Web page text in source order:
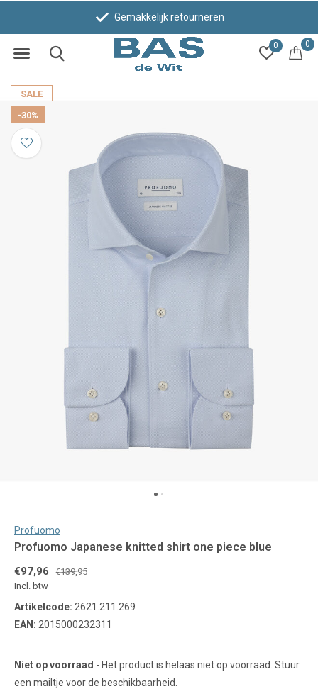
0 0
Gemakkelijk retourneren
SALE
-30%
Profuomo
Profuomo Japanese knitted shirt one piece blue
€97,96
€139,95
Incl. btw
Artikelcode: 2621.211.269
EAN: 2015000232311
Niet op voorraad - Het product is helaas niet op voorraad. Stuur
een mailtje voor de beschikbaarheid.